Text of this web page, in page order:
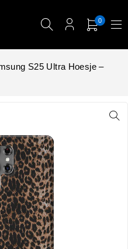
0
S25 Ultra Hoesje –